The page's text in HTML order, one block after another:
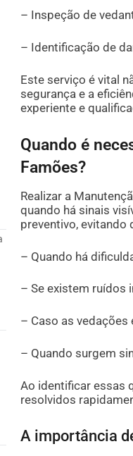
– Inspeção de
– Identificação de
Este serviço é vital
segurança e a
experiente e
Quando é
Famões?
Realizar a
quando há sinais
preventivo, evitando
– Quando há
– Se existem ruídos
– Caso as
– Quando surgem
Ao identificar essas
resolvidos
A importância